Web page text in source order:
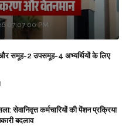
07:07:00 PM
समूह-2 उपसमूह-4 अभ्यर्थियों के लिए
सेवानिवृत्त कर्मचारियों की पेंशन प्रक्रिया
बदलाव